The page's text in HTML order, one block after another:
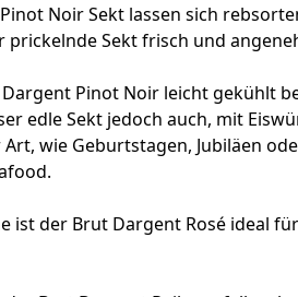
Noir Sekt lassen sich
prickelnde Sekt frisch und
Pinot Noir leicht gekühlt
edle Sekt jedoch auch, mit
wie Geburtstagen, Jubiläen
ist der Brut Dargent Rosé ideal